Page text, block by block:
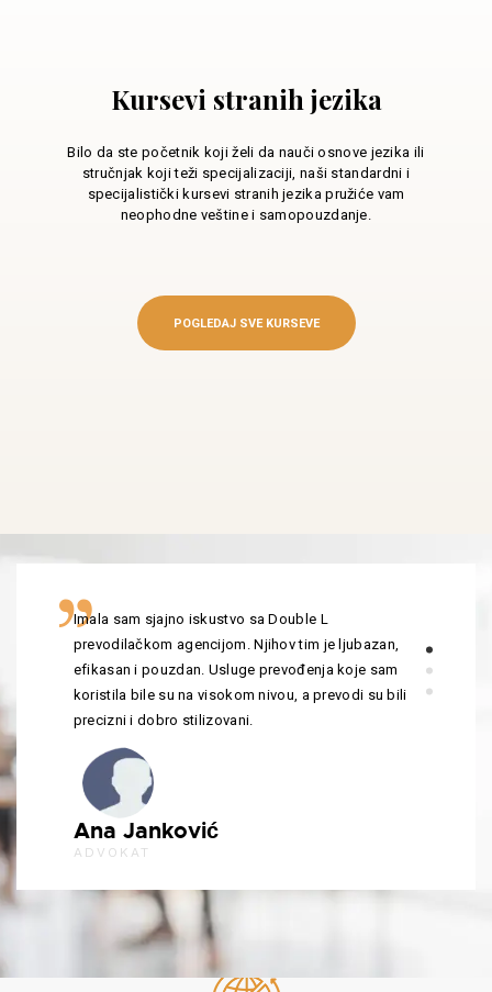
Kursevi stranih jezika
Bilo da ste početnik koji želi da nauči osnove jezika ili
stručnjak koji teži specijalizaciji, naši standardni i
specijalistički kursevi stranih jezika pružiće vam
neophodne veštine i samopouzdanje.
POGLEDAJ SVE KURSEVE
Imala sam sjajno iskustvo sa Double L
prevodilačkom agencijom. Njihov tim je ljubazan,
efikasan i pouzdan. Usluge prevođenja koje sam
koristila bile su na visokom nivou, a prevodi su bili
precizni i dobro stilizovani.
Ana Janković
ADVOKAT